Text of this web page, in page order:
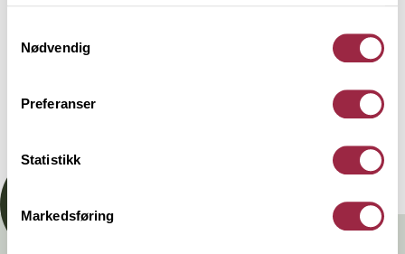
Nødvendig
Preferanser
Statistikk
Markedsføring